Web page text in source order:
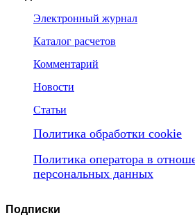
Электронный журнал
Каталог расчетов
Комментарий
Новости
Статьи
Политика обработки cookie
Политика оператора в
персональных данных
Подписки